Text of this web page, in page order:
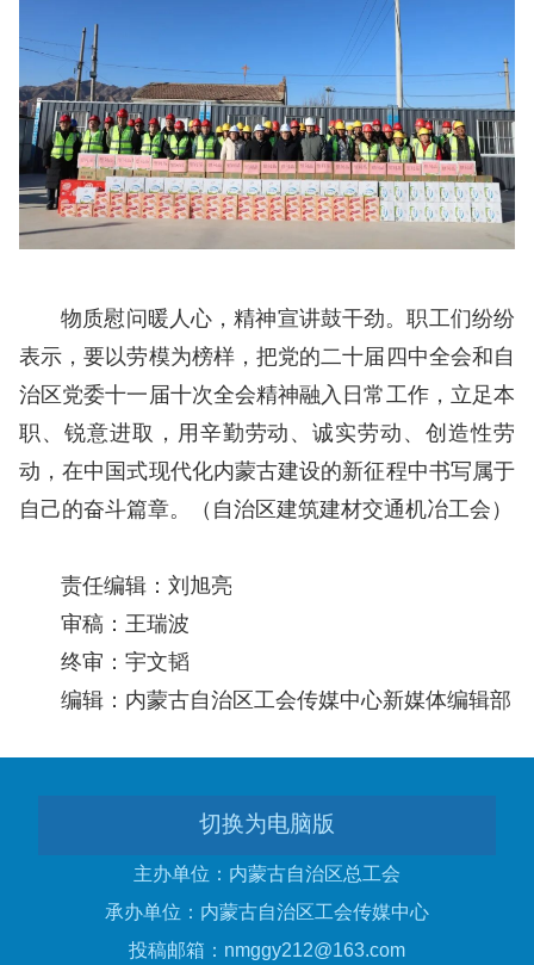
物质慰问暖人心，精神宣讲鼓干劲。职工们纷纷
表示，要以劳模为榜样，把党的二十届四中全会和自
治区党委十一届十次全会精神融入日常工作，立足本
职、锐意进取，用辛勤劳动、诚实劳动、创造性劳
动，在中国式现代化内蒙古建设的新征程中书写属于
自己的奋斗篇章。
（自治区建筑建材交通机冶工会）
责任编辑：刘旭亮
审稿：王瑞波
终审：宇文韬
编辑：内蒙古自治区工会传媒中心新媒体编辑部
切换为电脑版
主办单位：内蒙古自治区总工会
承办单位：内蒙古自治区工会传媒中心
投稿邮箱：nmggy212@163.com